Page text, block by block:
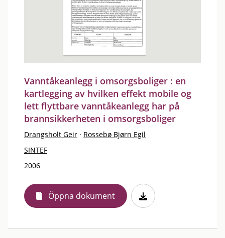
Vanntåkeanlegg i omsorgsboliger : en
kartlegging av hvilken effekt mobile og
lett flyttbare vanntåkeanlegg har på
brannsikkerheten i omsorgsboliger
Drangsholt Geir · Rossebø Bjørn Egil
SINTEF
2006
Öppna dokument